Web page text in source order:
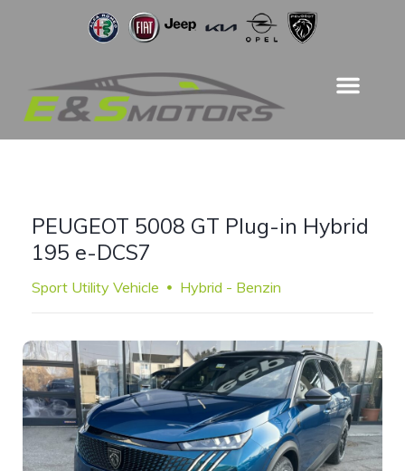
PEUGEOT 5008 GT Plug-in Hybrid
195 e-DCS7
Sport Utility Vehicle Hybrid - Benzin